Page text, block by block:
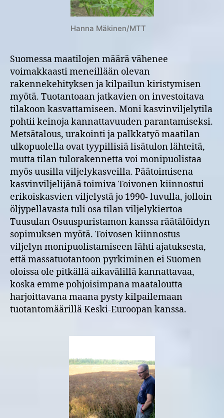
Hanna Mäkinen/MTT
Suomessa maatilojen määrä vähenee
voimakkaasti meneillään olevan
rakennekehityksen ja kilpailun kiristymisen
myötä. Tuotantoaan jatkavien on investoitava
tilakoon kasvattamiseen. Moni kasvinviljelytila
pohtii keinoja kannattavuuden parantamiseksi.
Metsätalous, urakointi ja palkkatyö maatilan
ulkopuolella ovat tyypillisiä lisätulon lähteitä,
mutta tilan tulorakennetta voi monipuolistaa
myös uusilla viljelykasveilla. Päätoimisena
kasvinviljelijänä toimiva Toivonen kiinnostui
erikoiskasvien viljelystä jo 1990- luvulla, jolloin
öljypellavasta tuli osa tilan viljelykiertoa
Tuusulan Osuuspuristamon kanssa räätälöidyn
sopimuksen myötä. Toivosen kiinnostus
viljelyn monipuolistamiseen lähti ajatuksesta,
että massatuotantoon pyrkiminen ei Suomen
oloissa ole pitkällä aikavälillä kannattavaa,
koska emme pohjoisimpana maataloutta
harjoittavana maana pysty kilpailemaan
tuotantomäärillä Keski-Euroopan kanssa.